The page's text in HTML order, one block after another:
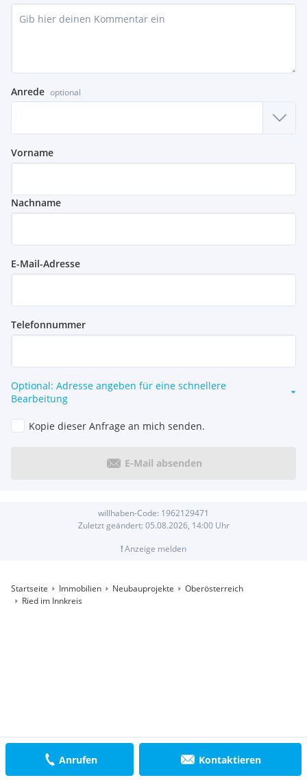
Anrufen Kontaktieren
Anrede optional
Vorname
Nachname
E-Mail-Adresse
Telefonnummer
Optional: Adresse angeben für eine schnellere
Bearbeitung
Kopie dieser Anfrage an mich senden.
E-Mail absenden
willhaben-Code: 1962129471
Zuletzt geändert: 05.08.2026, 14:00Uhr
!Anzeige melden
Startseite Immobilien Neubauprojekte
Oberösterreich
Ried im Innkreis